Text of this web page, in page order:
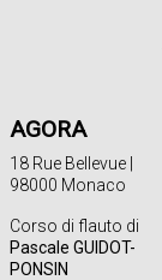
AGORA
18 Rue Bellevue |
98000 Monaco
Corso di flauto di
Pascale GUIDOT-
PONSIN